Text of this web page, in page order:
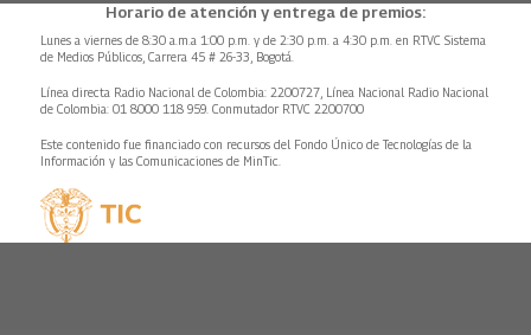
Horario de atención y entrega de premios:
Lunes a viernes de 8:30 a.m.a 1:00 p.m. y de 2:30 p.m. a 4:30 p.m. en RTVC Sistema
de Medios Públicos, Carrera 45 # 26-33, Bogotá.
Línea directa Radio Nacional de Colombia: 2200727, Línea Nacional Radio Nacional
de Colombia: 01 8000 118 959. Conmutador RTVC 2200700
Este contenido fue financiado con recursos del Fondo Único de Tecnologías de la
Información y las Comunicaciones de MinTic.